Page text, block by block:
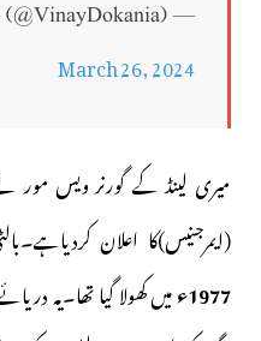
— Vinay Kumar Dokania (@VinayDokania)
March 26, 2024
میری لینڈ کے گورنر ویس مور
(ایمرجنیس)کا اعلان
1977ء میں کھولا گیا تھا۔یہ